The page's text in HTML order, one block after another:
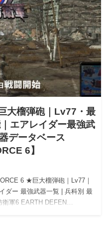
大榴弾砲｜Lv77・最
エアレイダー最強武
データベース
6】
6 ★巨大榴弾砲｜Lv77｜
ダー 最強武器一覧 | 兵科別 最
軍6 EARTH DEFEN…